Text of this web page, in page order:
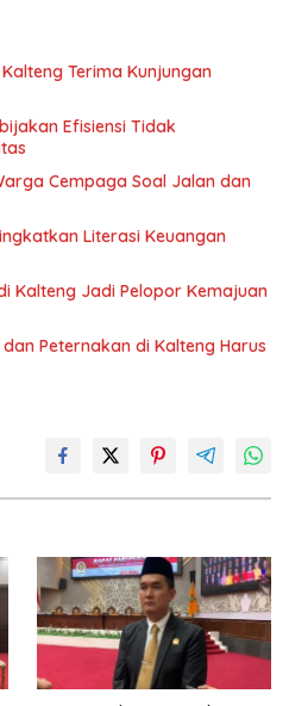
Terima Kunjungan
Efisiensi Tidak
Cempaga Soal Jalan dan
Literasi Keuangan
Kalteng Jadi Pelopor Kemajuan
Peternakan di Kalteng Harus